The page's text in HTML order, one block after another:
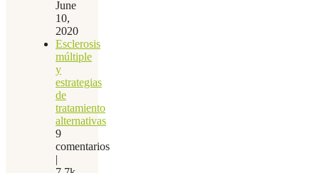
June
10,
2020
Esclerosis
múltiple
y
estrategias
de
tratamiento
alternativas
9
comentarios
|